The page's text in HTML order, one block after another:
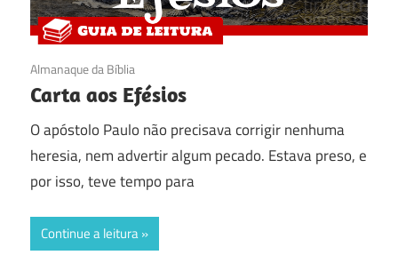
07/09/2017
Almanaque da Bíblia
Carta aos Efésios
O apóstolo Paulo não precisava corrigir nenhuma
heresia, nem advertir algum pecado. Estava preso, e
por isso, teve tempo para
Continue a leitura